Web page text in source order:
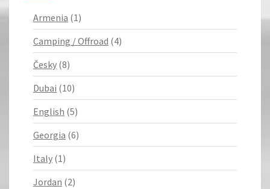
Armenia (1)
Camping / Offroad (4)
Česky (8)
Dubai (10)
English (5)
Georgia (6)
Italy (1)
Jordan (2)